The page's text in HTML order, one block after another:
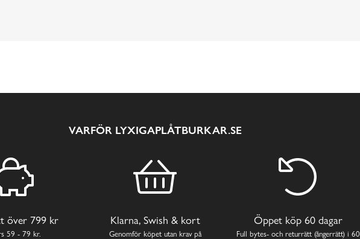
VARFÖR LYXIGAPLÅTBURKAR.SE
över 799 kr
59 - 79 kr.
Klarna, Swish & kort
Genomför köpet utan krav på
Öppet köp 60 dagar
Full bytes- och returrätt (ångerrätt) i 60